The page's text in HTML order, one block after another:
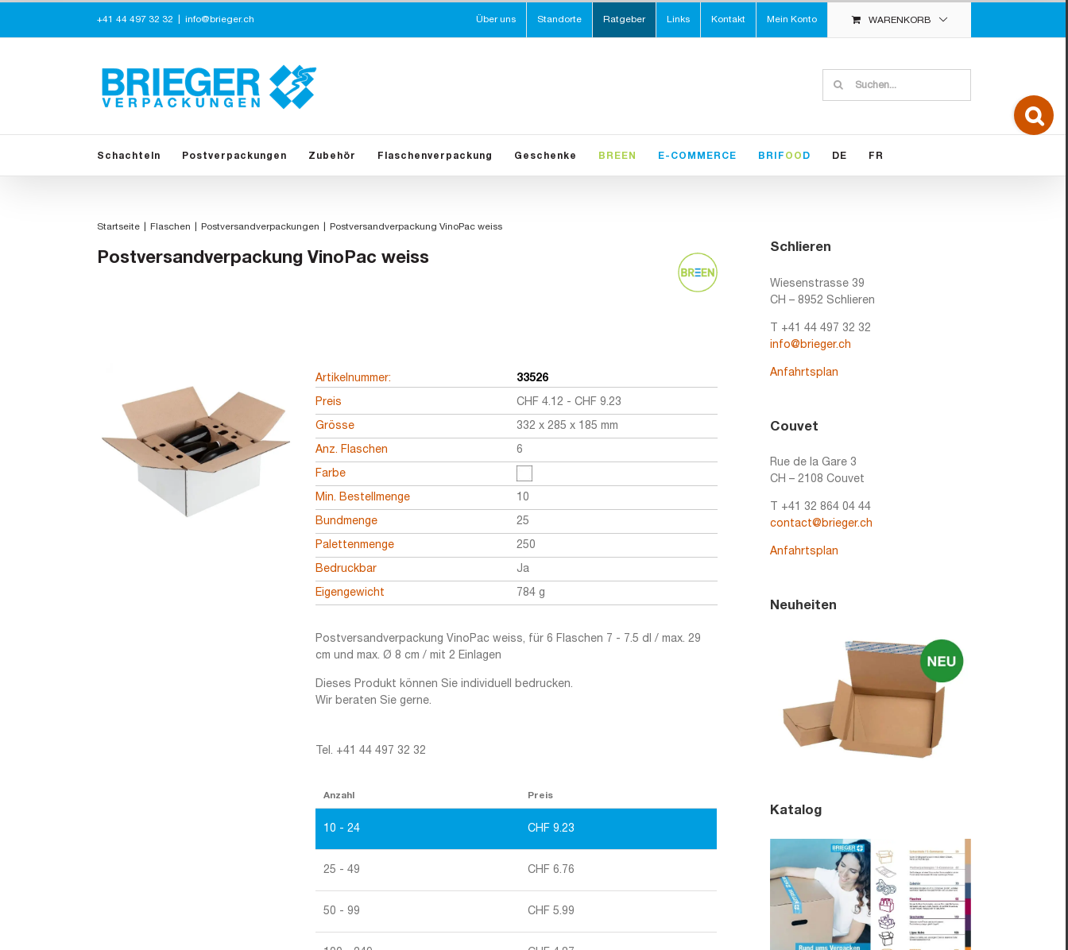
springen
+41 44 497 32 32 info@brieger.ch Über uns Standorte Ratgeber Links Kontakt Mein Konto WARENKORB
nach:
Schachteln Postverpackungen Zubehör Flaschenverpackung Geschenke BREEN E-COMMERCE BRIF OO D DE FR
Startseite Flaschen Postversandverpackungen Postversandverpackung VinoPac weiss
Postversandverpackung VinoPac weiss
Artikelnummer: 33526
Preis CHF 4.12 -CHF 9.23
Grösse 332 x 285 x 185 mm
Anz. Flaschen 6
Farbe
Min. Bestellmenge 10
Bundmenge 25
Palettenmenge 250
Bedruckbar Ja
Eigengewicht 784 g
Postversandverpackung VinoPac weiss, für 6 Flaschen 7 - 7.5 dl / max. 29
cm und max. Ø 8 cm / mit 2 Einlagen
Dieses Produkt können Sie individuell bedrucken.
Wir beraten Sie gerne.
Tel. +41 44 497 32 32
Anzahl Preis
10 - 24 CHF 9.23
25 - 49 CHF 6.76
50 - 99 CHF 5.99
Schlieren
Wiesenstrasse 39
CH – 8952 Schlieren
T +41 44 497 32 32
info@brieger.ch
Anfahrtsplan
Couvet
Rue de la Gare 3
CH – 2108 Couvet
T +41 32 864 04 44
contact@brieger.ch
Anfahrtsplan
Neuheiten
Katalog
Toggle
Sliding
Bar